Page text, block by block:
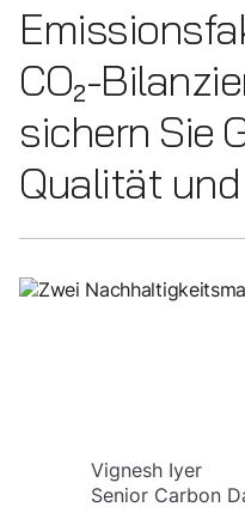
CO₂-
sichern Sie
Qualität
Vignesh Iyer
Senior Carbon